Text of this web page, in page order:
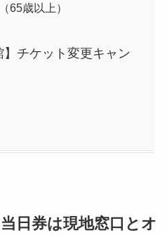
65歳以上）
】チケット変更キャン
日券は現地窓口とオ